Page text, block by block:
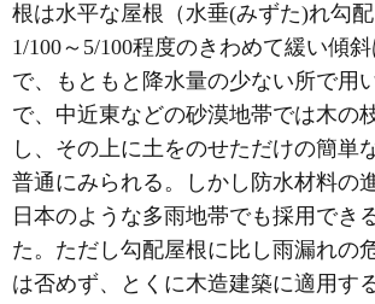
根は水平な屋根（水垂(みずた)れ勾
1/100～5/100程度のきわめて緩い傾斜
で、もともと降水量の少ない所で用
で、中近東などの砂漠地帯では木の
し、その上に土をのせただけの簡単
普通にみられる。しかし防水材料の
日本のような多雨地帯でも採用でき
た。ただし勾配屋根に比し雨漏れの
は否めず、とくに木造建築に適用す